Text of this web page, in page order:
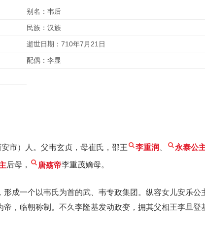
别名：韦后
民族：汉族
逝世日期：710年7月21日
配偶：李显
市）人。父韦玄贞，母崔氏，邵王 李重润 永泰公
后母， 唐殇帝李重茂嫡母。
成一个以韦氏为首的武、韦专政集团。纵容女儿安乐公
，临朝称制。不久李隆基发动政变，拥其父相王李旦登